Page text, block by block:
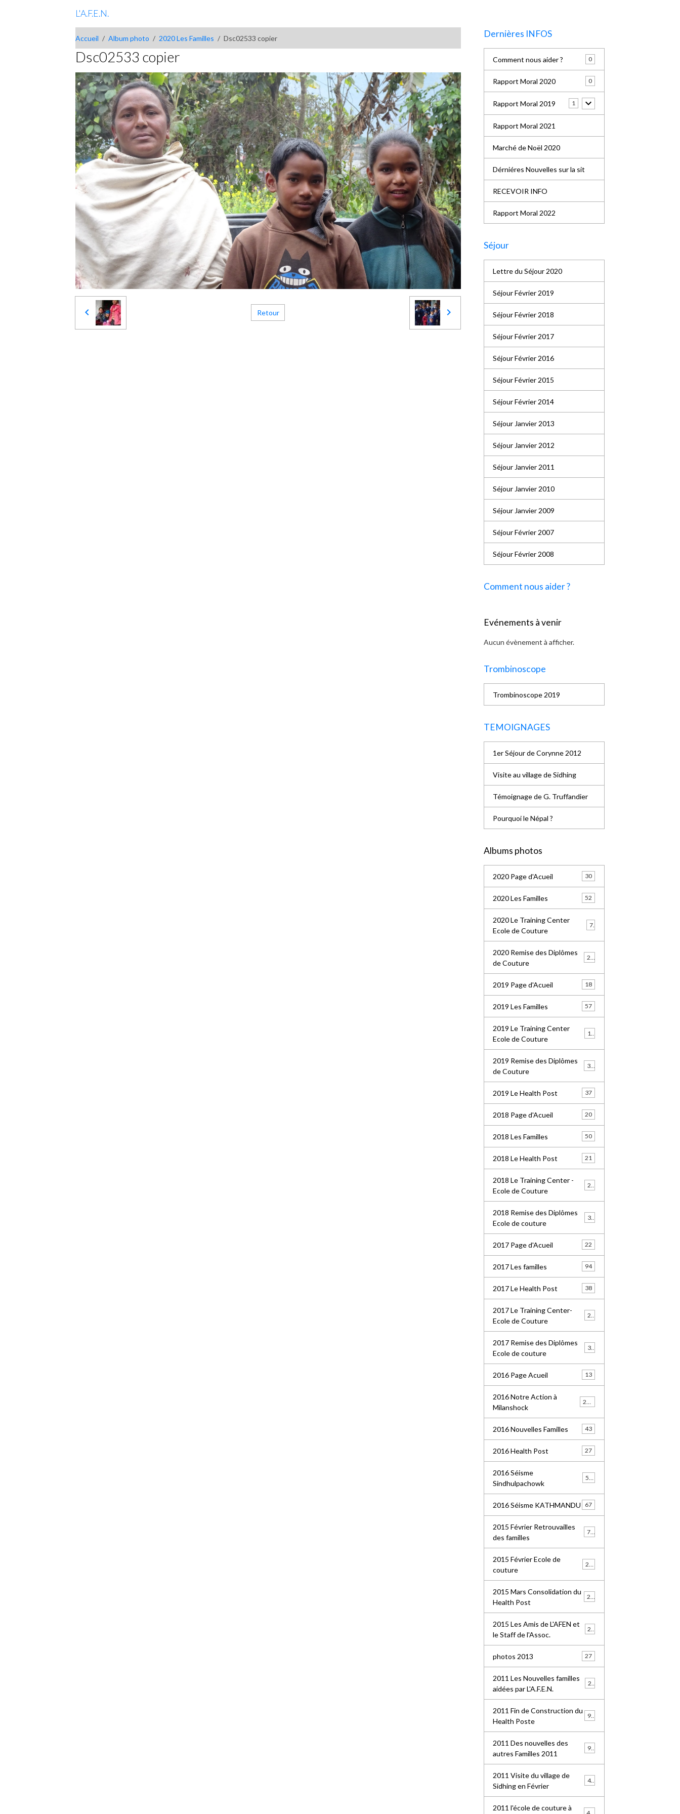
L'A.F.E.N.
Accueil Album photo 2020 Les Familles Dsc02533 copier
Dsc02533 copier
Retour
Dernières INFOS
Comment nous aider ? 0
Rapport Moral 2020 0
Rapport Moral 2019 1
Rapport Moral 2021
Marché de Noël 2020
Dérniéres Nouvelles sur la sit
RECEVOIR INFO
Rapport Moral 2022
Séjour
Lettre du Séjour 2020
Séjour Février 2019
Séjour Février 2018
Séjour Février 2017
Séjour Février 2016
Séjour Février 2015
Séjour Février 2014
Séjour Janvier 2013
Séjour Janvier 2012
Séjour Janvier 2011
Séjour Janvier 2010
Séjour Janvier 2009
Séjour Février 2007
Séjour Février 2008
Comment nous aider ?
Evénements à venir
Aucun évènement à afficher.
Trombinoscope
Trombinoscope 2019
TEMOIGNAGES
1er Séjour de Corynne 2012
Visite au village de Sidhing
Témoignage de G. Truffandier
Pourquoi le Népal ?
Albums photos
2020 Page d'Acueil 30
2020 Les Familles 52
2020 Le Training Center
Ecole de Couture
2020 Remise des Diplômes
de Couture
2019 Page d'Acueil 18
2019 Les Familles 57
2019 Le Training Center
Ecole de Couture
2019 Remise des Diplômes
de Couture
36
2019 Le Health Post 37
2018 Page d'Acueil 20
2018 Les Familles 50
2018 Le Health Post 21
2018 Le Training Center -
Ecole de Couture
2018 Remise des Diplômes
Ecole de couture
2017 Page d'Acueil 22
2017 Les familles 94
2017 Le Health Post 38
2017 Le Training Center-
Ecole de Couture
2017 Remise des Diplômes
Ecole de couture
2016 Page Acueil 13
2016 Notre Action à
Milanshock
2016 Nouvelles Familles 43
2016 Health Post 27
2016 Séisme
Sindhulpachowk
2016 Séisme KATHMANDU 67
2015 Février Retrouvailles
des familles
77
2015 Février Ecole de
couture
2015 Mars Consolidation du
Health Post
2015 Les Amis de L'AFEN et
le Staff de l'Assoc.
photos 2013 27
2011 Les Nouvelles familles
aidées par L'A.F.E.N.
2011 Fin de Construction du
Health Poste
99
2011 Des nouvelles des
autres Familles 2011
2011 Visite du village de
Sidhing en Février
41
2011 l'école de couture à
49